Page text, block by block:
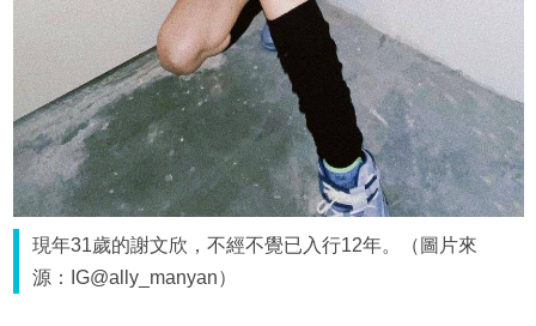
現年31歲的謝文欣，不經不覺已入行12年。（圖片來
源：IG@ally_manyan）